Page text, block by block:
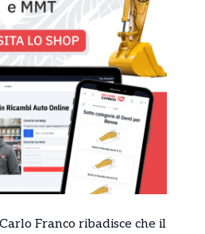
Franco ribadisce che il